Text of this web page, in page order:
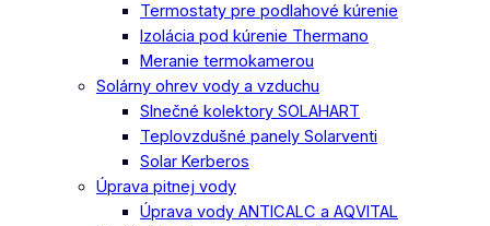
Termostaty pre podlahové kúrenie
Izolácia pod kúrenie Thermano
Meranie termokamerou
Solárny ohrev vody a vzduchu
Slnečné kolektory SOLAHART
Teplovzdušné panely Solarventi
Solar Kerberos
Úprava pitnej vody
Úprava vody ANTICALC a AQVITAL